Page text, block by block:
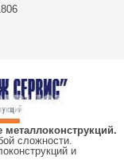
металлоконструкций.
сложности.
и